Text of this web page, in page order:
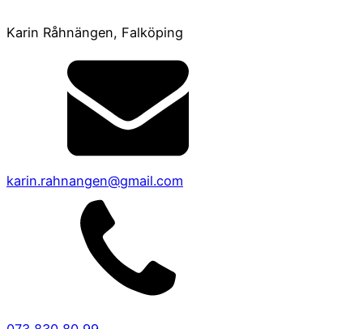
Karin Råhnängen, Falköping
karin.rahnangen@gmail.com